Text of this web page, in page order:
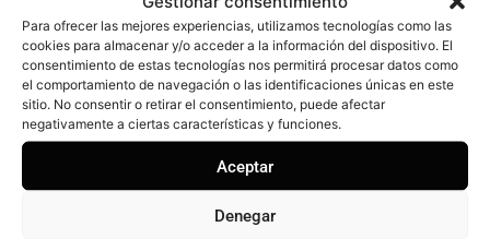
Para ofrecer las mejores experiencias, utilizamos tecnologías como las
cookies para almacenar y/o acceder a la información del dispositivo. El
consentimiento de estas tecnologías nos permitirá procesar datos como
el comportamiento de navegación o las identificaciones únicas en este
sitio. No consentir o retirar el consentimiento, puede afectar
negativamente a ciertas características y funciones.
Aceptar
Denegar
Losimplantes dentalesson una solución excelente y en la
mayoría de casos, la mejor opción para reponer dientes
perdidos. Este artículo no debe preocuparnos, sino que
más bien debe concienciarnos de que hasta las mejores
soluciones pueden no ser tan satisfactorias si no las
cuidamos y gestionamos como se merecen.